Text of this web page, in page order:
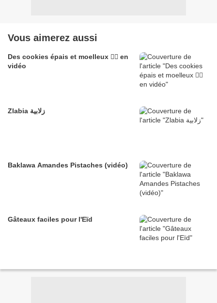
Vous aimerez aussi
Des cookies épais et moelleux 👌🏽 en
vidéo
Zlabia زلابية
Baklawa Amandes Pistaches (vidéo)
Gâteaux faciles pour l'Eïd